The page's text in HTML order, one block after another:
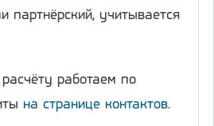
партнёрский, учитывается
работаем по
на странице контактов.